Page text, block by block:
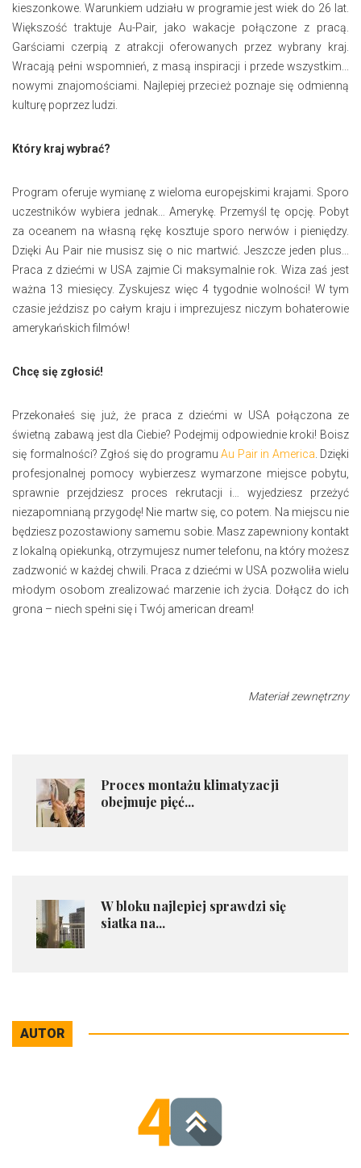
kieszonkowe. Warunkiem udziału w programie jest wiek do 26 lat.
Większość traktuje Au-Pair, jako wakacje połączone z pracą.
Garściami czerpią z atrakcji oferowanych przez wybrany kraj.
Wracają pełni wspomnień, z masą inspiracji i przede wszystkim...
nowymi znajomościami. Najlepiej przecież poznaje się odmienną
kulturę poprzez ludzi.
Który kraj wybrać?
Program oferuje wymianę z wieloma europejskimi krajami. Sporo
uczestników wybiera jednak… Amerykę. Przemyśl tę opcję. Pobyt
za oceanem na własną rękę kosztuje sporo nerwów i pieniędzy.
Dzięki Au Pair nie musisz się o nic martwić. Jeszcze jeden plus...
Praca z dziećmi w USA zajmie Ci maksymalnie rok. Wiza zaś jest
ważna 13 miesięcy. Zyskujesz więc 4 tygodnie wolności! W tym
czasie jeździsz po całym kraju i imprezujesz niczym bohaterowie
amerykańskich filmów!
Chcę się zgłosić!
Przekonałeś się już, że praca z dziećmi w USA połączona ze
świetną zabawą jest dla Ciebie? Podejmij odpowiednie kroki! Boisz
się formalności? Zgłoś się do programu Au Pair in America . Dzięki
profesjonalnej pomocy wybierzesz wymarzone miejsce pobytu,
sprawnie przejdziesz proces rekrutacji i… wyjedziesz przeżyć
niezapomnianą przygodę! Nie martw się, co potem. Na miejscu nie
będziesz pozostawiony samemu sobie. Masz zapewniony kontakt
z lokalną opiekunką, otrzymujesz numer telefonu, na który możesz
zadzwonić w każdej chwili. Praca z dziećmi w USA pozwoliła wielu
młodym osobom zrealizować marzenie ich życia. Dołącz do ich
grona – niech spełni się i Twój american dream!
Materiał zewnętrzny
​Proces montażu klimatyzacji
obejmuje pięć...
​W bloku najlepiej sprawdzi się
siatka na...
AUTOR